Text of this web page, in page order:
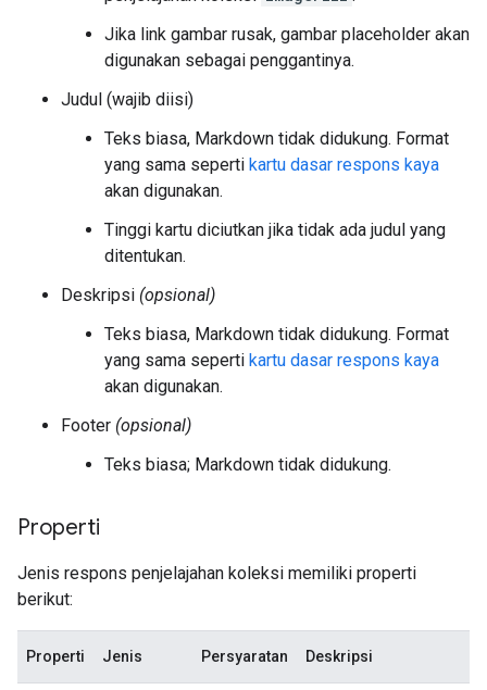
Jika link gambar rusak, gambar placeholder akan
digunakan sebagai penggantinya.
Judul (wajib diisi)
Teks biasa, Markdown tidak didukung. Format
yang sama seperti kartu dasar respons kaya
akan digunakan.
Tinggi kartu diciutkan jika tidak ada judul yang
ditentukan.
Deskripsi (opsional)
Teks biasa, Markdown tidak didukung. Format
yang sama seperti kartu dasar respons kaya
akan digunakan.
Footer (opsional)
Teks biasa; Markdown tidak didukung.
Properti
Jenis respons penjelajahan koleksi memiliki properti
berikut:
Properti Jenis Persyaratan Deskripsi